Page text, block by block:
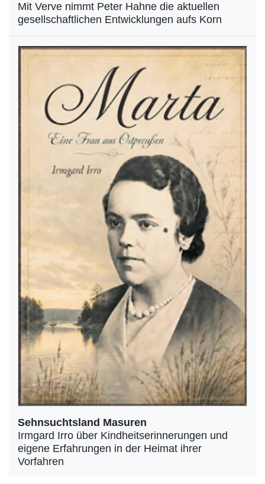
Mit Verve nimmt Peter Hahne die aktuellen
gesellschaftlichen Entwicklungen aufs Korn
Sehnsuchtsland Masuren
Irmgard Irro über Kindheitserinnerungen und
eigene Erfahrungen in der Heimat ihrer
Vorfahren